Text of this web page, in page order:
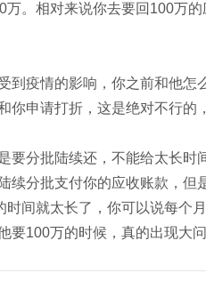
。相对来说你去要回100万
疫情的影响，你之前和他怎
申请打折，这是绝对不行的
批陆续还，不能给太长时
分批支付你的应收账款，但
间就太长了，你可以说每个
100万的时候，真的出现大